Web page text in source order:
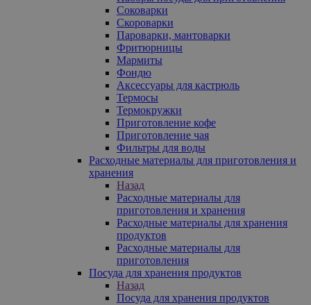
Соковарки
Скороварки
Пароварки, мантоварки
Фритюрницы
Мармиты
Фондю
Аксессуары для кастрюль
Термосы
Термокружки
Приготовление кофе
Приготовление чая
Фильтры для воды
Расходные материалы для приготовления и
хранения
Назад
Расходные материалы для
приготовления и хранения
Расходные материалы для хранения
продуктов
Расходные материалы для
приготовления
Посуда для хранения продуктов
Назад
Посуда для хранения продуктов